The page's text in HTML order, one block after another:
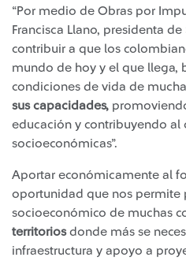
“Por medio de Obras por
Francisca Llano, presidenta
contribuir a que los
mundo de hoy y el que llega,
condiciones de vida de
sus capacidades,
educación y contribuyendo al
socioeconómicas”.
Aportar económicamente al
oportunidad que nos permite
socioeconómico de muchas
territoriosdonde más se
infraestructura y apoyo a